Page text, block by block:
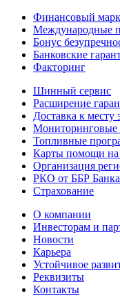
Финансовый
Международные
Бонус
Банковские
Факторинг
Шинный сервис
Расширение
Доставка к месту
Мониторинговые
Топливные
Карты помощи на
Организация
РКО от ББР Банка
Страхование
О компании
Инвесторам и
Новости
Карьера
Устойчивое
Реквизиты
Контакты